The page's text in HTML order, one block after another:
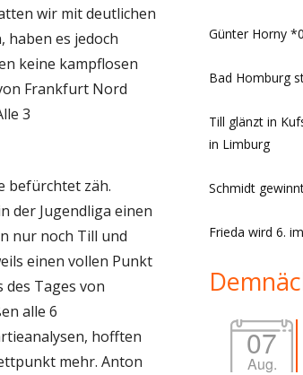
LINKS
DATENSCHUTZERKLÄRUNG
wir mit deutlichen
haben es jedoch
keine kampflosen
Frankfurt Nord
3
befürchtet zäh.
der Jugendliga einen
nur noch Till und
einen vollen Punkt
des Tages von
alle 6
hofften
mehr. Anton
Günter Horny
Bad Homburg
Till glänzt in
in Limburg
Schmidt
Frieda wird 6.
07
Aug.